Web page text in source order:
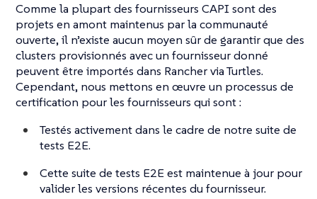
Comme la plupart des fournisseurs CAPI sont des
projets en amont maintenus par la communauté
ouverte, il n’existe aucun moyen sûr de garantir que des
clusters provisionnés avec un fournisseur donné
peuvent être importés dans Rancher via Turtles.
Cependant, nous mettons en œuvre un processus de
certification pour les fournisseurs qui sont :
Testés activement dans le cadre de notre suite de
tests E2E.
Cette suite de tests E2E est maintenue à jour pour
valider les versions récentes du fournisseur.